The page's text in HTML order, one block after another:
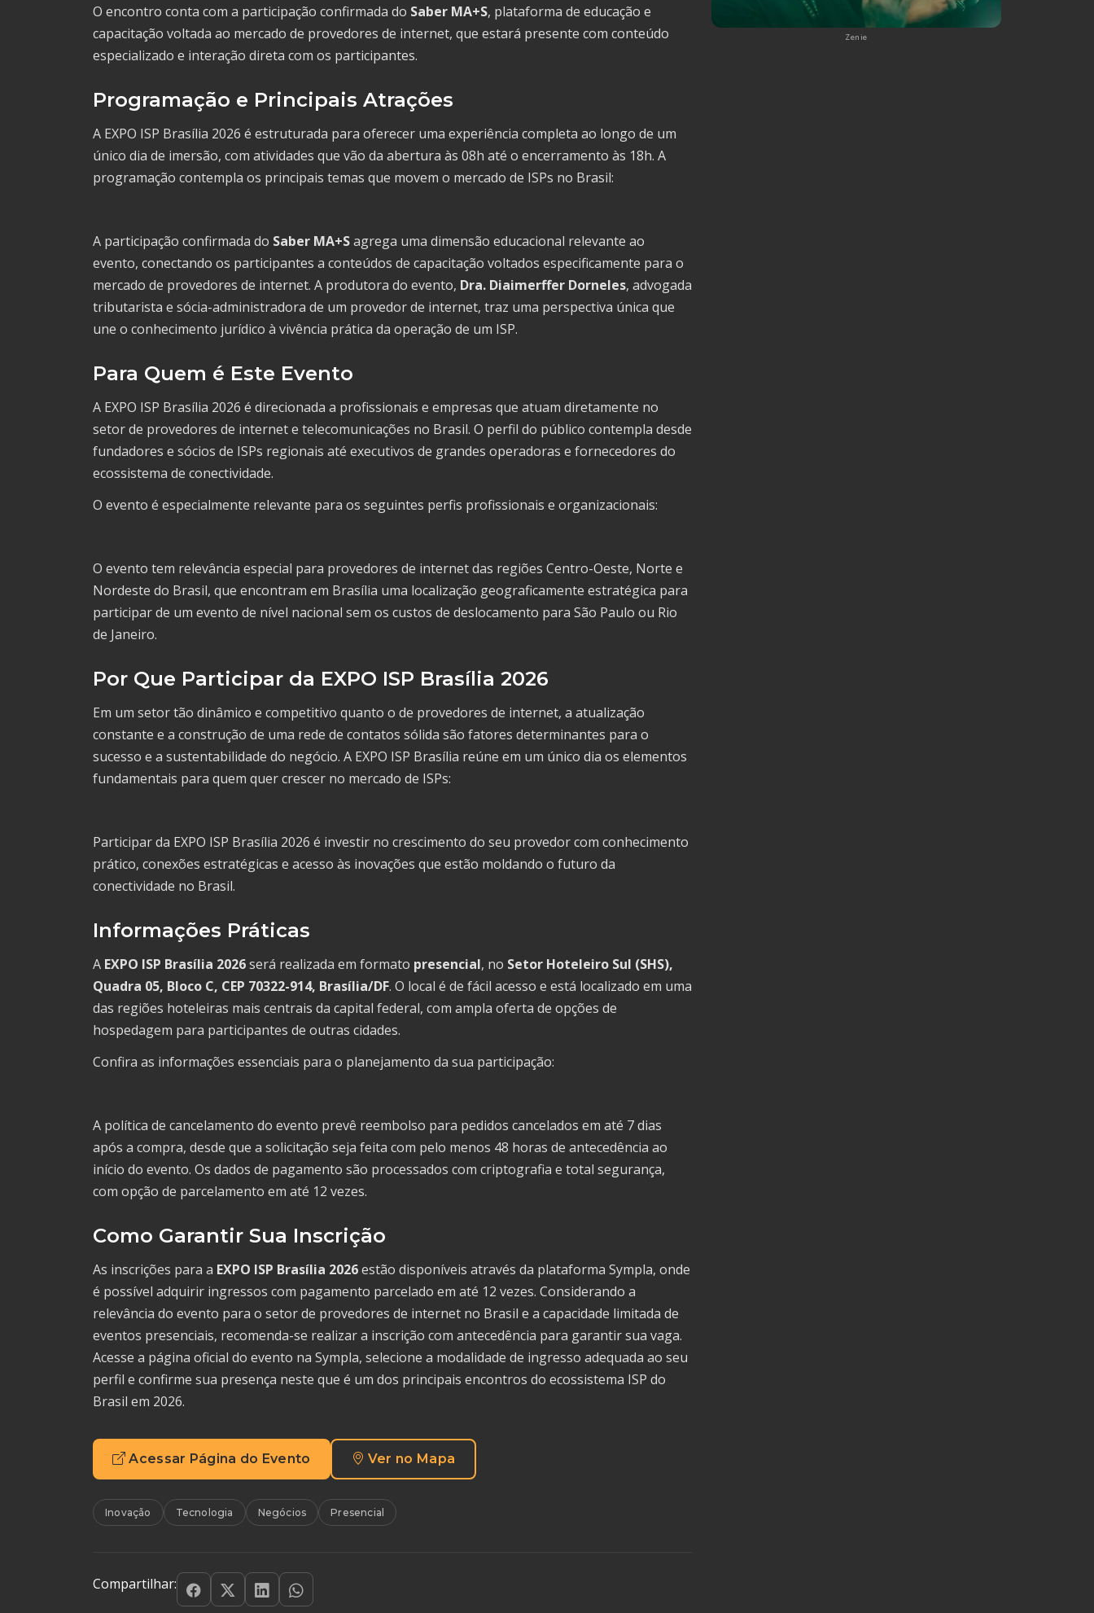
O encontro conta com a participação confirmada do Saber MA+S, plataforma de educação e
capacitação voltada ao mercado de provedores de internet, que estará presente com conteúdo
especializado e interação direta com os participantes.
Programação e Principais Atrações
A EXPO ISP Brasília 2026 é estruturada para oferecer uma experiência completa ao longo de um
único dia de imersão, com atividades que vão da abertura às 08h até o encerramento às 18h. A
programação contempla os principais temas que movem o mercado de ISPs no Brasil:
A participação confirmada do Saber MA+Sagrega uma dimensão educacional relevante ao
evento, conectando os participantes a conteúdos de capacitação voltados especificamente para o
mercado de provedores de internet. A produtora do evento, Dra. Diaimerffer Dorneles, advogada
tributarista e sócia-administradora de um provedor de internet, traz uma perspectiva única que
une o conhecimento jurídico à vivência prática da operação de um ISP.
Para Quem é Este Evento
A EXPO ISP Brasília 2026 é direcionada a profissionais e empresas que atuam diretamente no
setor de provedores de internet e telecomunicações no Brasil. O perfil do público contempla desde
fundadores e sócios de ISPs regionais até executivos de grandes operadoras e fornecedores do
ecossistema de conectividade.
O evento é especialmente relevante para os seguintes perfis profissionais e organizacionais:
O evento tem relevância especial para provedores de internet das regiões Centro-Oeste, Norte e
Nordeste do Brasil, que encontram em Brasília uma localização geograficamente estratégica para
participar de um evento de nível nacional sem os custos de deslocamento para São Paulo ou Rio
de Janeiro.
Por Que Participar da EXPO ISP Brasília 2026
Em um setor tão dinâmico e competitivo quanto o de provedores de internet, a atualização
constante e a construção de uma rede de contatos sólida são fatores determinantes para o
sucesso e a sustentabilidade do negócio. A EXPO ISP Brasília reúne em um único dia os elementos
fundamentais para quem quer crescer no mercado de ISPs:
Participar da EXPO ISP Brasília 2026 é investir no crescimento do seu provedor com conhecimento
prático, conexões estratégicas e acesso às inovações que estão moldando o futuro da
conectividade no Brasil.
Informações Práticas
A EXPO ISP Brasília 2026será realizada em formato presencial, no Setor Hoteleiro Sul (SHS),
Quadra 05, Bloco C, CEP 70322-914, Brasília/DF. O local é de fácil acesso e está localizado em uma
das regiões hoteleiras mais centrais da capital federal, com ampla oferta de opções de
hospedagem para participantes de outras cidades.
Confira as informações essenciais para o planejamento da sua participação:
A política de cancelamento do evento prevê reembolso para pedidos cancelados em até 7 dias
após a compra, desde que a solicitação seja feita com pelo menos 48 horas de antecedência ao
início do evento. Os dados de pagamento são processados com criptografia e total segurança,
com opção de parcelamento em até 12 vezes.
Como Garantir Sua Inscrição
As inscrições para a EXPO ISP Brasília 2026estão disponíveis através da plataforma Sympla, onde
é possível adquirir ingressos com pagamento parcelado em até 12 vezes. Considerando a
relevância do evento para o setor de provedores de internet no Brasil e a capacidade limitada de
eventos presenciais, recomenda-se realizar a inscrição com antecedência para garantir sua vaga.
Acesse a página oficial do evento na Sympla, selecione a modalidade de ingresso adequada ao seu
perfil e confirme sua presença neste que é um dos principais encontros do ecossistema ISP do
Brasil em 2026.
Acessar Página do Evento Ver no Mapa
Inovação Tecnologia Negócios Presencial
Compartilhar:
Zenie